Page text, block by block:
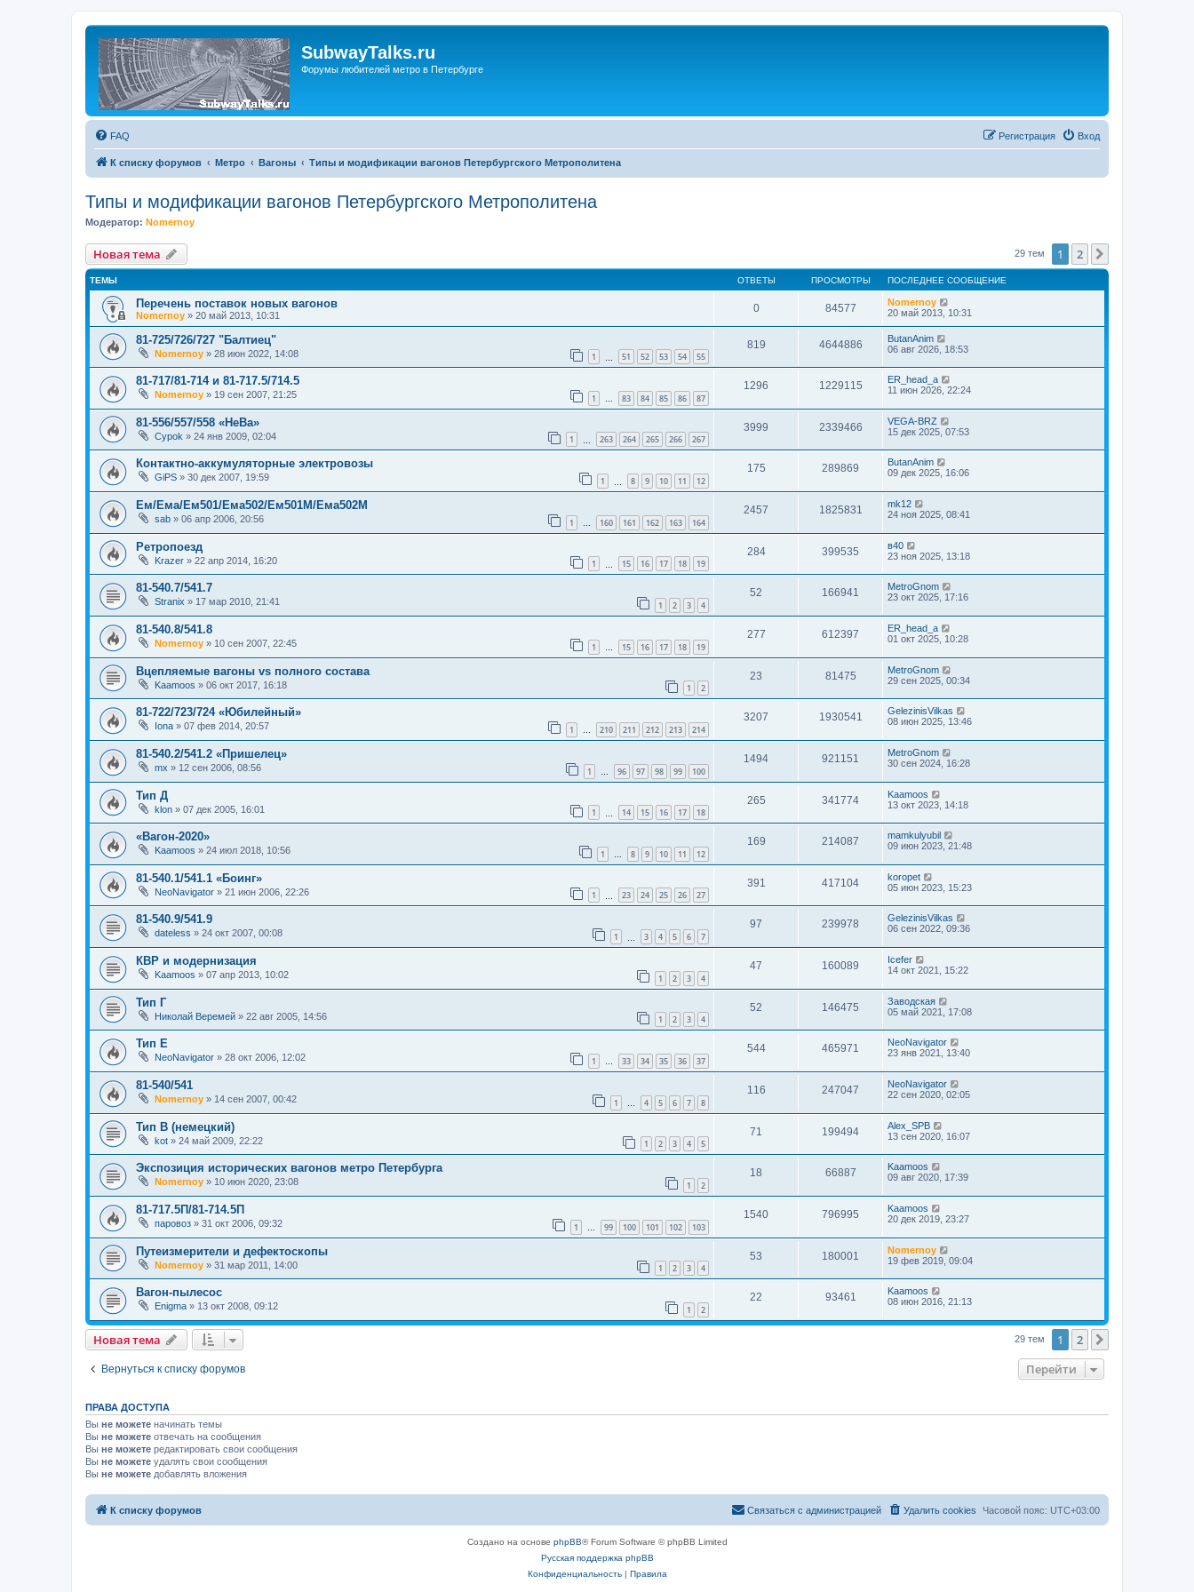
SubwayTalks.ru
Форумы любителей метро в Петербурге
FAQ Вход
Регистрация
К списку форумов Метро Вагоны Типы и модификации вагонов Петербургского Метрополитена
Типы и модификации вагонов Петербургского Метрополитена
Модератор: Nomernoy
Новая тема 29 тем 1 2
ТЕМЫ ОТВЕТЫ ПРОСМОТРЫ ПОСЛЕДНЕЕ СООБЩЕНИЕ
Перечень поставок новых вагонов
Nomernoy » 20 май 2013, 10:31
0 84577
Nomernoy
20 май 2013, 10:31
81-725/726/727 "Балтиец"
Nomernoy » 28 июн 2022, 14:08 1 51 52 53 54 55
819 4644886
ButanAnim
06 авг 2026, 18:53
81-717/81-714 и 81-717.5/714.5
Nomernoy » 19 сен 2007, 21:25 1 … 83 84 85 86 87
1296 1229115
ER_head_a
11 июн 2026, 22:24
81-556/557/558 «НеВа»
Cypok » 24 янв 2009, 02:04 1 263 264 265 266 267
3999 2339466
VEGA-BRZ
15 дек 2025, 07:53
Контактно-аккумуляторные электровозы
GiPS » 30 дек 2007, 19:59 1 8 9 10 11 12
175 289869
ButanAnim
09 дек 2025, 16:06
Ем/Ема/Ем501/Ема502/Ем501М/Ема502М
sab » 06 апр 2006, 20:56 1 … 160 161 162 163 164
2457 1825831
mk12
24 ноя 2025, 08:41
Ретропоезд
Krazer » 22 апр 2014, 16:20 1 15 16 17 18 19
284 399535
в40
23 ноя 2025, 13:18
81-540.7/541.7
Stranix » 17 мар 2010, 21:41 1 2 3 4
52 166941
MetroGnom
23 окт 2025, 17:16
81-540.8/541.8
Nomernoy » 10 сен 2007, 22:45 1 … 15 16 17 18 19
277 612397
ER_head_a
01 окт 2025, 10:28
Вцепляемые вагоны vs полного состава
Kaamoos » 06 окт 2017, 16:18 1 2
23 81475
MetroGnom
29 сен 2025, 00:34
81-722/723/724 «Юбилейный»
Iona » 07 фев 2014, 20:57 1 … 210 211 212 213 214
3207 1930541
GelezinisVilkas
08 июн 2025, 13:46
81-540.2/541.2 «Пришелец»
mx » 12 сен 2006, 08:56 1 … 96 97 98 99 100
1494 921151
MetroGnom
30 сен 2024, 16:28
Тип Д
klon » 07 дек 2005, 16:01 1 14 15 16 17 18
265 341774
Kaamoos
13 окт 2023, 14:18
«Вагон-2020»
Kaamoos » 24 июл 2018, 10:56 1 … 8 9 10 11 12
169 214087
mamkulyubil
09 июн 2023, 21:48
81-540.1/541.1 «Боинг»
NeoNavigator » 21 июн 2006, 22:26 1 23 24 25 26 27
391 417104
koropet
05 июн 2023, 15:23
81-540.9/541.9
dateless » 24 окт 2007, 00:08 1 3 4 5 6 7
97 239978
GelezinisVilkas
06 сен 2022, 09:36
КВР и модернизация
Kaamoos » 07 апр 2013, 10:02 1 2 3 4
47 160089
Icefer
14 окт 2021, 15:22
Тип Г
Николай Веремей » 22 авг 2005, 14:56 1 2 3 4
52 146475
Заводская
05 май 2021, 17:08
Тип Е
NeoNavigator » 28 окт 2006, 12:02 1 … 33 34 35 36 37
544 465971
NeoNavigator
23 янв 2021, 13:40
81-540/541
Nomernoy » 14 сен 2007, 00:42 1 … 4 5 6 7 8
116 247047
NeoNavigator
22 сен 2020, 02:05
Тип В (немецкий)
kot » 24 май 2009, 22:22 1 2 3 4 5
71 199494
Alex_SPB
13 сен 2020, 16:07
Экспозиция исторических вагонов метро Петербурга
Nomernoy » 10 июн 2020, 23:08 1 2
18 66887
Kaamoos
09 авг 2020, 17:39
81-717.5П/81-714.5П
паровоз » 31 окт 2006, 09:32 1 … 99 100 101 102 103
1540 796995
Kaamoos
20 дек 2019, 23:27
Путеизмерители и дефектоскопы
Nomernoy » 31 мар 2011, 14:00 1 2 3 4
53 180001
Nomernoy
19 фев 2019, 09:04
Вагон-пылесос
Enigma » 13 окт 2008, 09:12 1 2
22 93461
Kaamoos
08 июн 2016, 21:13
Новая тема 29 тем 1 2
Вернуться к списку форумов Перейти
ПРАВА ДОСТУПА
Вы не можете начинать темы
Вы не можете отвечать на сообщения
Вы не можете редактировать свои сообщения
Вы не можете удалять свои сообщения
Вы не можете добавлять вложения
К списку форумов Часовой пояс: UTC+03:00
Удалить cookies
Связаться с администрацией
Создано на основе phpBB® Forum Software © phpBB Limited
Русская поддержка phpBB
Конфиденциальность| Правила